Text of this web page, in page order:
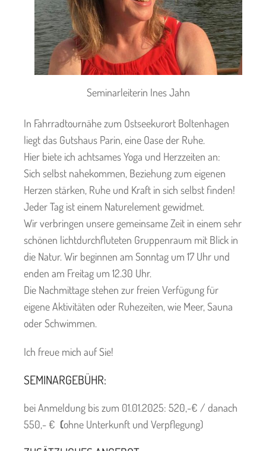
Seminarleiterin Ines Jahn
In Fahrradtournähe zum Ostseekurort Boltenhagen
liegt das Gutshaus Parin, eine Oase der Ruhe.
Hier biete ich achtsames Yoga und Herzzeiten an:
Sich selbst nahekommen, Beziehung zum eigenen
Herzen stärken, Ruhe und Kraft in sich selbst finden!
Jeder Tag ist einem Naturelement gewidmet.
Wir verbringen unsere gemeinsame Zeit in einem sehr
schönen lichtdurchfluteten Gruppenraum mit Blick in
die Natur. Wir beginnen am Sonntag um 17 Uhr und
enden am Freitag um 12.30 Uhr.
Die Nachmittage stehen zur freien Verfügung für
eigene Aktivitäten oder Ruhezeiten, wie Meer, Sauna
oder Schwimmen.
Ich freue mich auf Sie!
SEMINARGEBÜHR:
bei Anmeldung bis zum 01.01.2025: 520,-€ / danach
550,- € (ohne Unterkunft und Verpflegung)